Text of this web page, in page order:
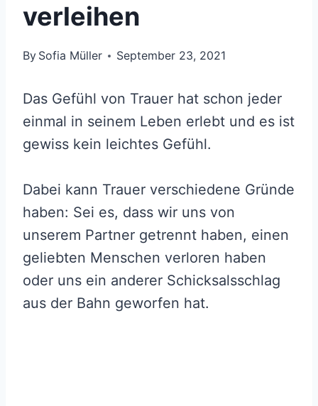
verleihen
By Sofia Müller September 23, 2021
Das Gefühl von Trauer hat schon jeder
einmal in seinem Leben erlebt und es ist
gewiss kein leichtes Gefühl.
Dabei kann Trauer verschiedene Gründe
haben: Sei es, dass wir uns von
unserem Partner getrennt haben, einen
geliebten Menschen verloren haben
oder uns ein anderer Schicksalsschlag
aus der Bahn geworfen hat.